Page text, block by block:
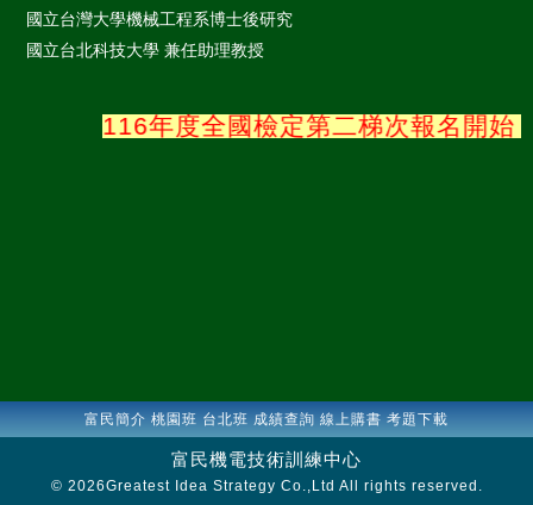
國立台灣大學機械工程系博士後研究
國立台北科技大學 兼任助理教授
116年度全國檢定第二梯次報名開始：
富民簡介 桃園班 台北班 成績查詢 線上購書 考題下載
富民機電技術訓練中心
© 2026Greatest Idea Strategy Co.,Ltd All rights reserved.